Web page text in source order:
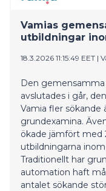
Vamias
utbildningar
18.3.2026 11:15:49 EET |
Den
avslutades i går,
Vamia fler sökande
grundexamina.
ökade jämfört med
utbildningarna
Traditionellt har
automation haft
antalet sökande